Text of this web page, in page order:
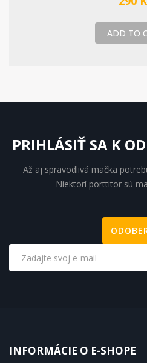
ADD TO
PRIHLÁSIŤ SA K
Až aj spravodlivá mačka
Niektorí porttitor sú
INFORMÁCIE O E-SHOPE